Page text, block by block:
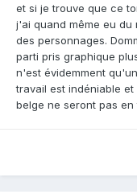
et si je trouve que ce
j'ai quand même eu
des personnages.
parti pris graphique
n'est évidemment
travail est indéniable
belge ne seront pas